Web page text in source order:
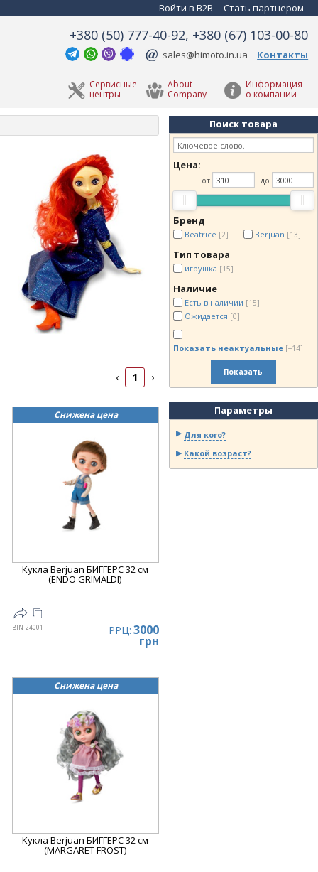
Войти в B2B Стать партнером
+380 (50) 777-40-92, +380 (67) 103-00-80
sales@himoto.in.ua Контакты
Информация
о компании
About
Company
Сервисные
центры
‹ 1 ›
Снижена цена
Кукла Berjuan БИГГЕРС 32 см
(ENDO GRIMALDI)
BJN-24001 РРЦ: 3000
грн
Снижена цена
Кукла Berjuan БИГГЕРС 32 см
(MARGARET FROST)
Поиск товара
Цена:
от до
Бренд
Beatrice [2] Berjuan [13]
Тип товара
игрушка [15]
Наличие
Есть в наличии [15]
Ожидается [0]
Показать неактуальные [+14]
Показать
Параметры
Для кого?
Какой возраст?